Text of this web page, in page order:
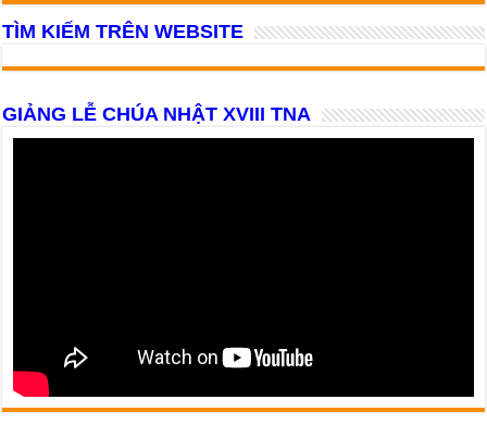
TÌM KIẾM TRÊN WEBSITE
GIẢNG LỄ CHÚA NHẬT XVIII TNA